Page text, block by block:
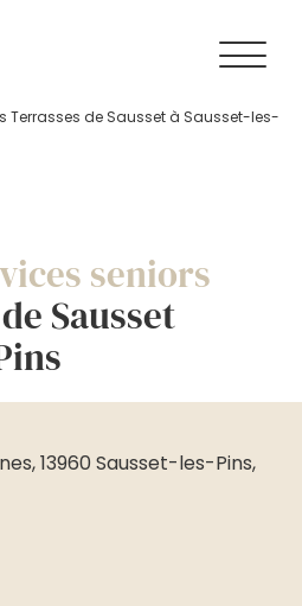
Terrasses de Sausset à Sausset-les-
seniors
Sausset
13960 Sausset-les-Pins,